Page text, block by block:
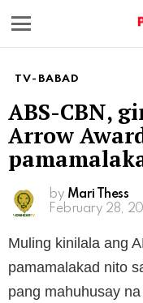
TV-BABAD
ABS-CBN,
Arrow
by Mari Thess
February 28,
Muling kinilala ang
pamamalakad nito
pang mahuhusay